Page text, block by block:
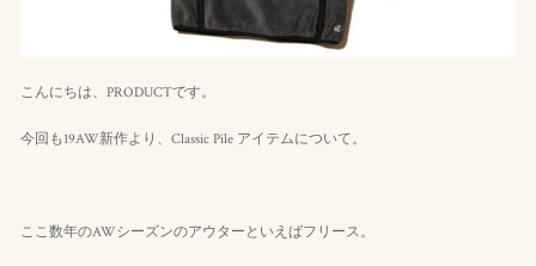
こんにちは、PRODUCTです。
今回も19AW新作より、Classic Pile アイテムについて。
ここ数年のAWシーズンのアウターといえばフリース。